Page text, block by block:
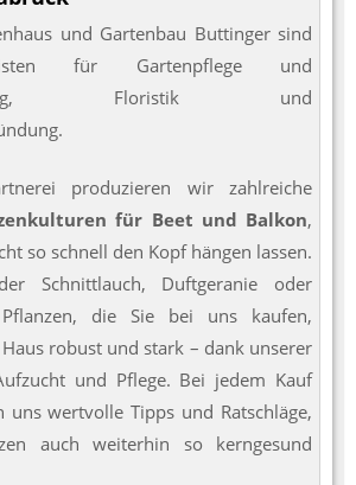
und Gartenbau Buttinger sind
für Gartenpflege und
Floristik und
produzieren wir zahlreiche
für Beet und Balkon,
so schnell den Kopf hängen lassen.
Schnittlauch, Duftgeranie oder
die Sie bei uns kaufen,
robust und stark – dank unserer
und Pflege. Bei jedem Kauf
uns wertvolle Tipps und Ratschläge,
auch weiterhin so kerngesund